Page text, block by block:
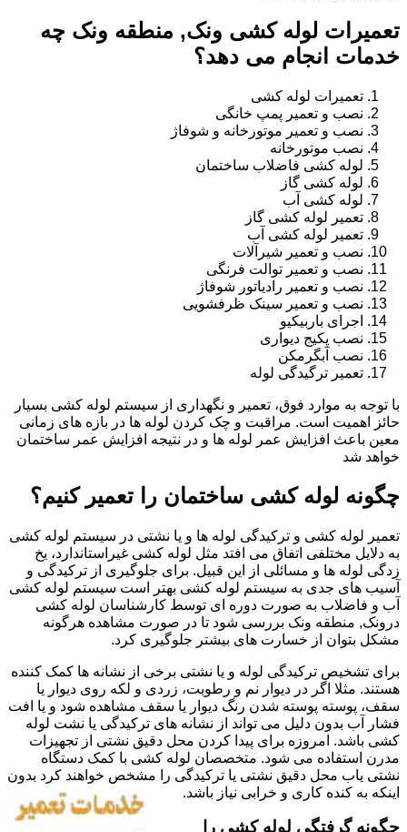
تعمیرات لوله کشی ونک, منطقه ونک چه
خدمات انجام می دهد؟
تعمیرات لوله کشی
نصب و تعمیر پمپ خانگی
نصب و تعمیر موتورخانه و شوفاژ
نصب موتورخانه
لوله کشی فاضلاب ساختمان
لوله کشی گاز
لوله کشی آب
تعمیر لوله کشی گاز
تعمیر لوله کشی آب
نصب و تعمیر شیرآلات
نصب و تعمیر توالت فرنگی
نصب و تعمیر رادیاتور شوفاژ
نصب و تعمیر سینک ظرفشویی
اجرای باربیکیو
نصب پکیج دیواری
نصب آبگرمکن
تعمیر ترگیدگی لوله
با توجه به موارد فوق، تعمیر و نگهداری از سیستم لوله کشی بسیار
حائز اهمیت است. مراقبت و چک کردن لوله ها در بازه های زمانی
معین باعث افزایش عمر لوله ها و در نتیجه افزایش عمر ساختمان
خواهد شد
چگونه لوله کشی ساختمان را تعمیر کنیم؟
تعمیر لوله کشی و ترکیدگی لوله ها و یا نشتی در سیستم لوله کشی
به دلایل مختلفی اتفاق می افتد مثل لوله کشی غیراستاندارد، یخ
زدگی لوله ها و مسائلی از این قبیل. برای جلوگیری از ترکیدگی و
آسیب های جدی به سیستم لوله کشی بهتر است سیستم لوله کشی
آب و فاضلاب به صورت دوره ای توسط کارشناسان لوله کشی
درونک, منطقه ونک بررسی شود تا در صورت مشاهده هرگونه
مشکل بتوان از خسارت های بیشتر جلوگیری کرد.
برای تشخیص ترکیدگی لوله و یا نشتی برخی از نشانه ها کمک کننده
هستند. مثلا اگر در دیوار نم و رطوبت، زردی و لکه روی دیوار یا
سقف، پوسته پوسته شدن رنگ دیوار یا سقف مشاهده شود و یا افت
فشار آب بدون دلیل می تواند از نشانه های ترکیدگی یا نشت لوله
کشی باشد. امروزه برای پیدا کردن محل دقیق نشتی از تجهیزات
مدرن استفاده می شود. متخصصان لوله کشی با کمک دستگاه
نشتی یاب محل دقیق نشتی یا ترکیدگی را مشخص خواهند کرد بدون
اینکه به کنده کاری و خرابی نیاز باشد.
چگونه گرفتگی لوله کشی را